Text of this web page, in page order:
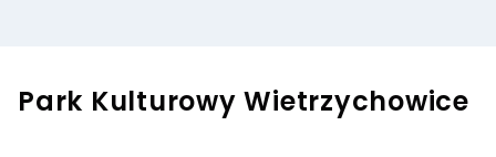
Park Kulturowy Wietrzychowice